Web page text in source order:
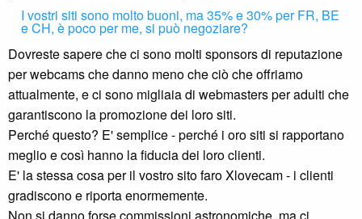
I vostri siti sono molto buoni, ma 35% e 30% per FR, BE
e CH, è poco per me, si può negoziare?
Dovreste sapere che ci sono molti sponsors di reputazione
per webcams che danno meno che ciò che offriamo
attualmente, e ci sono migliaia di webmasters per adulti che
garantiscono la promozione dei loro siti.
Perché questo? E' semplice - perché i oro siti si rapportano
meglio e così hanno la fiducia dei loro clienti.
E' la stessa cosa per il vostro sito faro Xlovecam - i clienti
gradiscono e riporta enormemente.